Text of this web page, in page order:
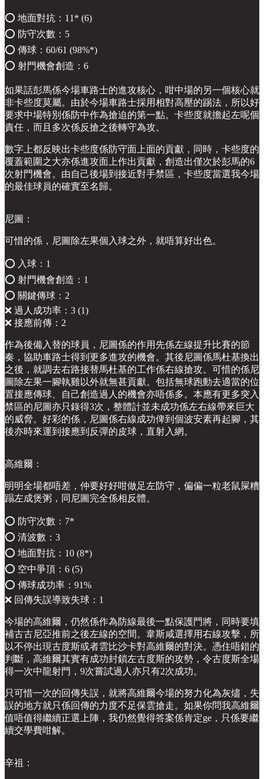
⭕️ 地面對抗：11* (6)
⭕️ 防守次數：5
⭕️ 傳球：60/61 (98%*)
⭕️ 射門機會創造：6
如果話彭馬係今場車路士的進攻核心，咁中場的另一個核心就
非卡些度莫屬。由於今場車路士採用相對高壓的踢法，所以好
要求中場特別係防中作為搶迫的第一點。卡些度就擔起左呢個
責任，而且多次係反搶之後轉守為攻。
數字上都反映出卡些度係防守面上面的貢獻，同時，卡些度的
覆蓋範圍之大亦係進攻面上作出貢獻，創造出僅次於彭馬的6
次射門機會。由自己後場到接近對手禁區，卡些度當選我今場
的最佳球員的確實至名歸。
尼圖：
可惜的係，尼圖除左果個入球之外，就唔算好出色。
⭕️ 入球：1
⭕️ 射門機會創造：1
⭕️ 關鍵傳球：2
❌ 過人成功率：3 (1)
❌ 接應前傳：2
作為後備入替的球員，尼圖係的作用先係左線提升比賽的節
奏，協助車路士得到更多進攻的機會。其後尼圖係馬杜基換出
之後，就調去右路接替馬杜基的工作係右線搶攻。可惜的係尼
圖除左果一腳執雞以外就無甚貢獻。包括無球跑動去適當的位
置接應傳球、自己創造過人的機會亦唔係多。本應有更多突入
禁區的尼圖亦只錄得3次，整體計並未成功係左右線帶來巨大
的威脅。好彩的係，尼圖係右線成功俾到個波安素再起腳，其
後亦時來運到接應到反彈的皮球，直射入網。
高維爾：
明明全場都唔差，仲要好好咁做足左防守，偏偏一粒老鼠屎糟
蹋左成煲粥，同尼圖完全係相反體。
⭕️ 防守次數：7*
⭕️ 清波數：3
⭕️ 地面對抗：10 (8*)
⭕️ 空中爭頂：6 (5)
⭕️ 傳球成功率：91%
❌ 回傳失誤導致失球：1
今場的高維爾，仍然係作為防線最後一點保護門將，同時要填
補古古尼亞推前之後左線的空間。韋斯咸選擇用右線攻擊，所
以不停出現古度斯或者雲比沙卡對高維爾的對決。憑住唔錯的
判斷，高維爾其實有成功封鎖左古度斯的攻勢，令古度斯全場
得一次中龍射門，9次嘗試過人亦只有2次成功。
只可惜一次的回傳失誤，就將高維爾今場的努力化為灰燼，失
誤的地方就只係回傳的力度不足保雲搶走。如果你問我高維爾
值唔值得繼續正選上陣，我仍然覺得答案係肯定ge，只係要繼
續交學費咁解。
辛祖：